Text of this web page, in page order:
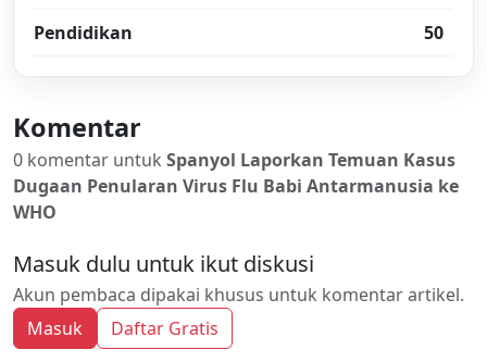
Pendidikan
50
Komentar
0 komentar untuk Spanyol Laporkan Temuan Kasus
Dugaan Penularan Virus Flu Babi Antarmanusia ke
WHO
Masuk dulu untuk ikut diskusi
Akun pembaca dipakai khusus untuk komentar artikel.
Masuk
Daftar Gratis